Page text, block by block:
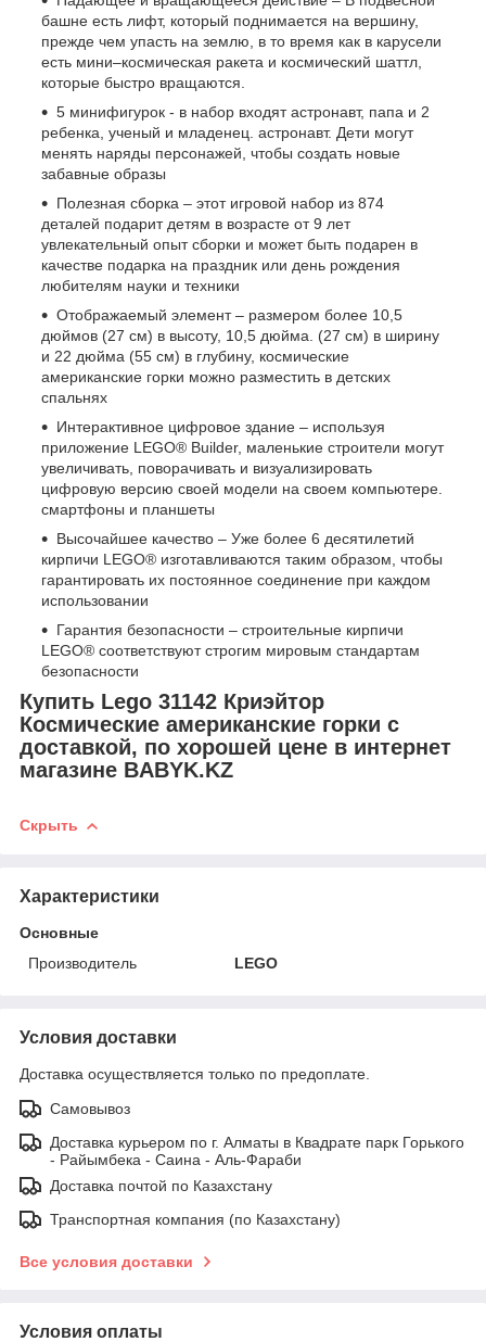
башне есть лифт, который поднимается на вершину,
прежде чем упасть на землю, в то время как в карусели
есть мини–космическая ракета и космический шаттл,
которые быстро вращаются.
5 минифигурок - в набор входят астронавт, папа и 2
ребенка, ученый и младенец. астронавт. Дети могут
менять наряды персонажей, чтобы создать новые
забавные образы
Полезная сборка – этот игровой набор из 874
деталей подарит детям в возрасте от 9 лет
увлекательный опыт сборки и может быть подарен в
качестве подарка на праздник или день рождения
любителям науки и техники
Отображаемый элемент – размером более 10,5
дюймов (27 см) в высоту, 10,5 дюйма. (27 см) в ширину
и 22 дюйма (55 см) в глубину, космические
американские горки можно разместить в детских
спальнях
Интерактивное цифровое здание – используя
приложение LEGO® Builder, маленькие строители могут
увеличивать, поворачивать и визуализировать
цифровую версию своей модели на своем компьютере.
смартфоны и планшеты
Высочайшее качество – Уже более 6 десятилетий
кирпичи LEGO® изготавливаются таким образом, чтобы
гарантировать их постоянное соединение при каждом
использовании
Гарантия безопасности – строительные кирпичи
LEGO® соответствуют строгим мировым стандартам
безопасности
Купить Lego 31142 Криэйтор
Космические американские горки с
доставкой, по хорошей цене в интернет
магазине BABYK.KZ
Скрыть
Характеристики
Основные
Производитель
LEGO
Условия доставки
Доставка осуществляется только по предоплате.
Самовывоз
Доставка курьером по г. Алматы в Квадрате парк Горького
- Райымбека - Саина - Аль-Фараби
Доставка почтой по Казахстану
Транспортная компания (по Казахстану)
Все условия доставки
Условия оплаты